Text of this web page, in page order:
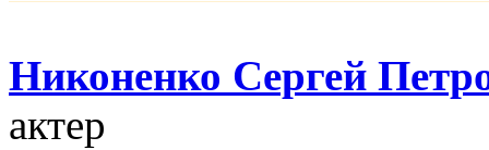
Никоненко Сергей
актер